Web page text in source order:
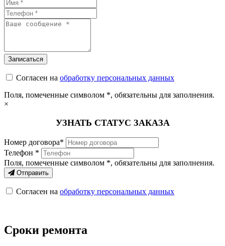
Согласен на обработку персональных данных
Поля, помеченные символом *, обязательны для заполнения.
×
УЗНАТЬ СТАТУС ЗАКАЗА
Номер договора*
Телефон *
Поля, помеченные символом *, обязательны для заполнения.
Отправить
Согласен на обработку персональных данных
Сроки ремонта